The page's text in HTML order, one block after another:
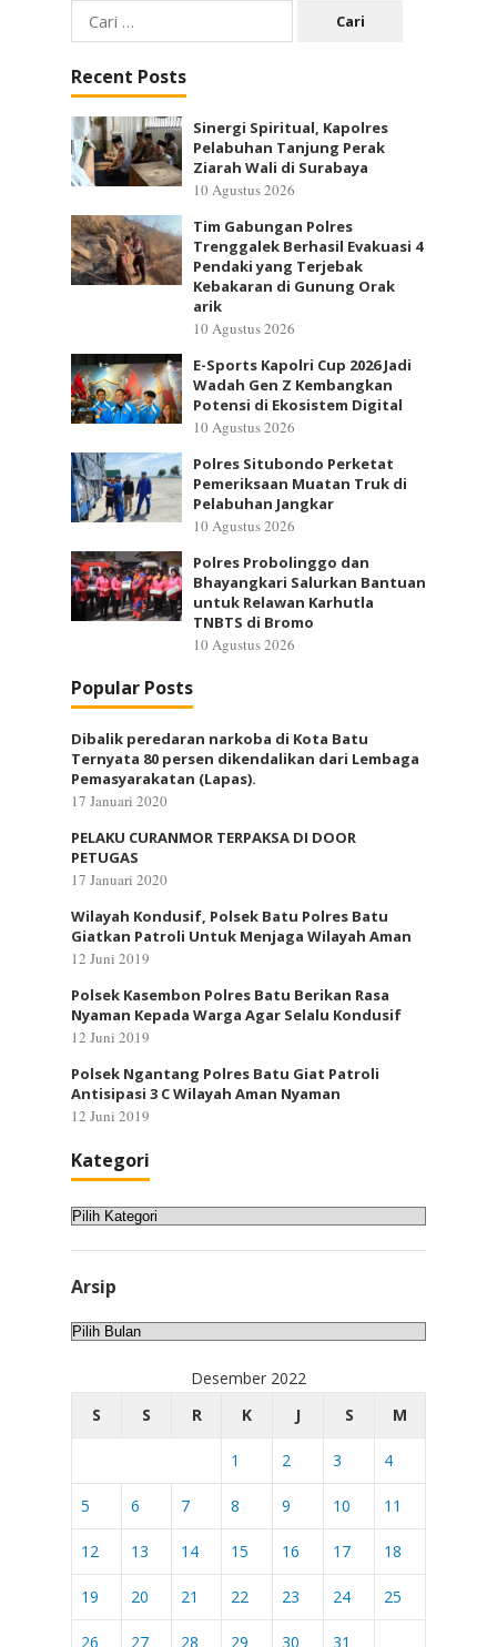
Cari
untuk:
Recent Posts
Sinergi Spiritual, Kapolres
Pelabuhan Tanjung Perak
Ziarah Wali di Surabaya
10 Agustus 2026
Tim Gabungan Polres
Trenggalek Berhasil Evakuasi 4
Pendaki yang Terjebak
Kebakaran di Gunung Orak
arik
10 Agustus 2026
E-Sports Kapolri Cup 2026 Jadi
Wadah Gen Z Kembangkan
Potensi di Ekosistem Digital
10 Agustus 2026
Polres Situbondo Perketat
Pemeriksaan Muatan Truk di
Pelabuhan Jangkar
10 Agustus 2026
Polres Probolinggo dan
Bhayangkari Salurkan Bantuan
untuk Relawan Karhutla
TNBTS di Bromo
10 Agustus 2026
Popular Posts
Dibalik peredaran narkoba di Kota Batu
Ternyata 80 persen dikendalikan dari Lembaga
Pemasyarakatan (Lapas).
17 Januari 2020
PELAKU CURANMOR TERPAKSA DI DOOR
PETUGAS
17 Januari 2020
Wilayah Kondusif, Polsek Batu Polres Batu
Giatkan Patroli Untuk Menjaga Wilayah Aman
12 Juni 2019
Polsek Kasembon Polres Batu Berikan Rasa
Nyaman Kepada Warga Agar Selalu Kondusif
12 Juni 2019
Polsek Ngantang Polres Batu Giat Patroli
Antisipasi 3 C Wilayah Aman Nyaman
12 Juni 2019
Kategori
Kategori
Arsip
Arsip
Desember 2022
S
S R K J S M
1 2 3 4
5 6 7 8 9 10 11
12 13 14 15 16 17 18
19 20 21 22 23 24 25
26 27 28 29 30 31